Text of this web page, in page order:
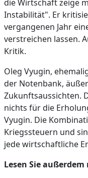
die Wirtschaft zeige
Instabilität". Er
vergangenen Jahr
verstreichen lassen.
Kritik.
Oleg Vyugin,
der Notenbank,
Zukunftsaussichten.
nichts für die
Vyugin. Die
Kriegssteuern und
jede wirtschaftliche
Lesen Sie